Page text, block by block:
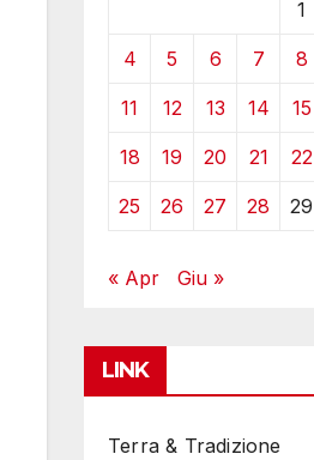
1
4 5 6 7 8
11 12 13 14 15
18 19 20 21 22
25 26 27 28 29
« Apr Giu »
LINK
Terra & Tradizione